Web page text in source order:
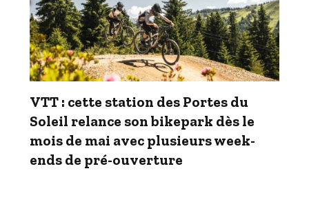
VTT : cette station des Portes du
Soleil relance son bikepark dès le
mois de mai avec plusieurs week-
ends de pré-ouverture